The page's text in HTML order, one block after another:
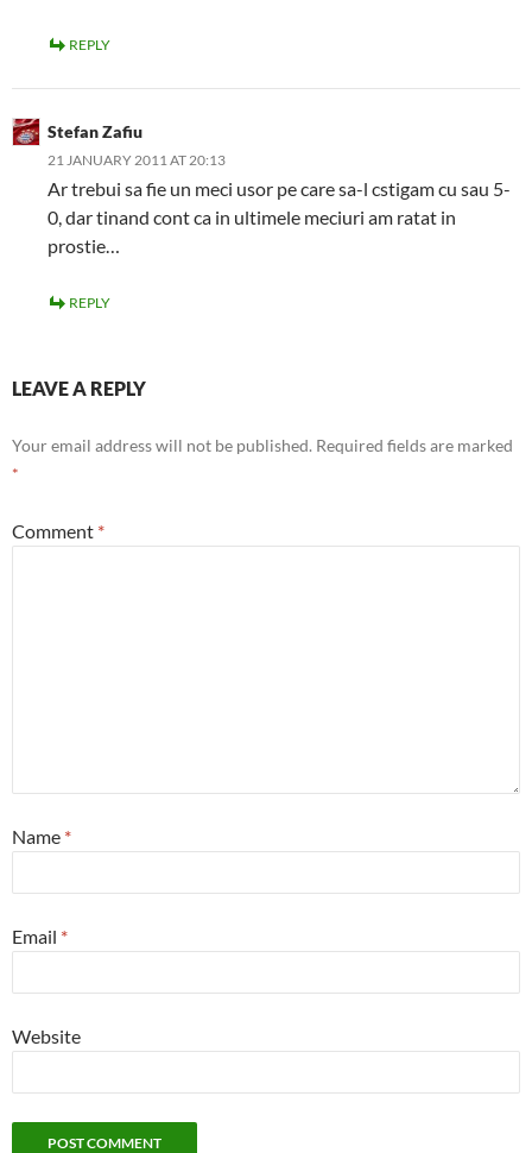
REPLY
Stefan Zafiu
21 JANUARY 2011 AT 20:13
Ar trebui sa fie un meci usor pe care sa-l cstigam cu sau 5-
0, dar tinand cont ca in ultimele meciuri am ratat in
prostie…
REPLY
LEAVE A REPLY
Your email address will not be published. Required fields are marked
*
Comment *
Name *
Email *
Website